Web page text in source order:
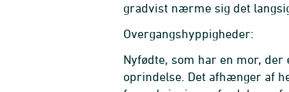
gradvist nærme sig det
Overgangshyppigheder:
Nyfødte, som har en mor,
oprindelse. Det afhænger af